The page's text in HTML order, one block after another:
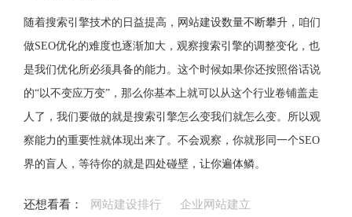
随着搜索引擎技术的日益提高，网站建设数量不断攀升，咱们
做SEO优化的难度也逐渐加大，观察搜索引擎的调整变化，也
是我们优化所必须具备的能力。这个时候如果你还按照俗话说
的“以不变应万变”，那么你基本上就可以从这个行业卷铺盖走
人了，我们要做的就是搜索引擎怎么变我们就怎么变。所以观
察能力的重要性就体现出来了。不会观察，你就形同一个SEO
界的盲人，等待你的就是四处碰壁，让你遍体鳞。
还想看看： 网站建设排行
企业网站建立